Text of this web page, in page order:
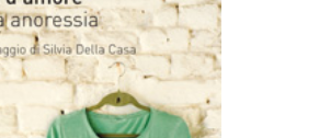
AGGIUNGI AL CARRELLO